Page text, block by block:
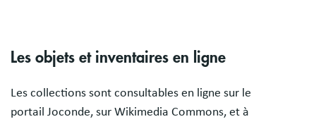
Les objets et inventaires en ligne
Les collections sont consultables en ligne sur le
portail Joconde, sur Wikimedia Commons, et à